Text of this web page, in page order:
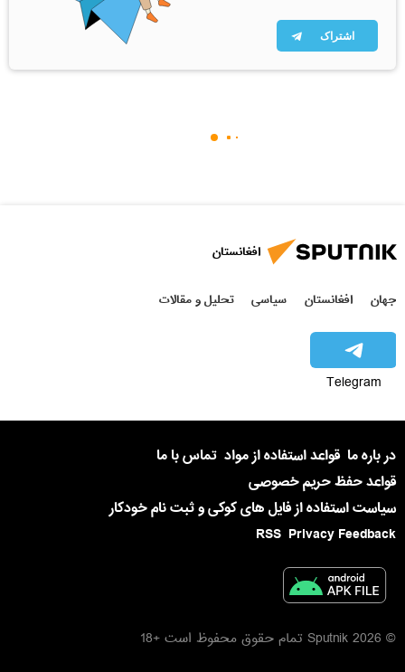
اشتراک
افغانستان
جهان افغانستان سیاسی تحلیل و مقالات
Telegram
در باره ما قواعد استفاده از مواد تماس با ما
قواعد حفظ حریم خصوصی
سیاست استفاده از فایل های کوکی و ثبت نام خودکار
Privacy Feedback
RSS
© 2026 Sputnik تمام حقوق محفوظ است +18